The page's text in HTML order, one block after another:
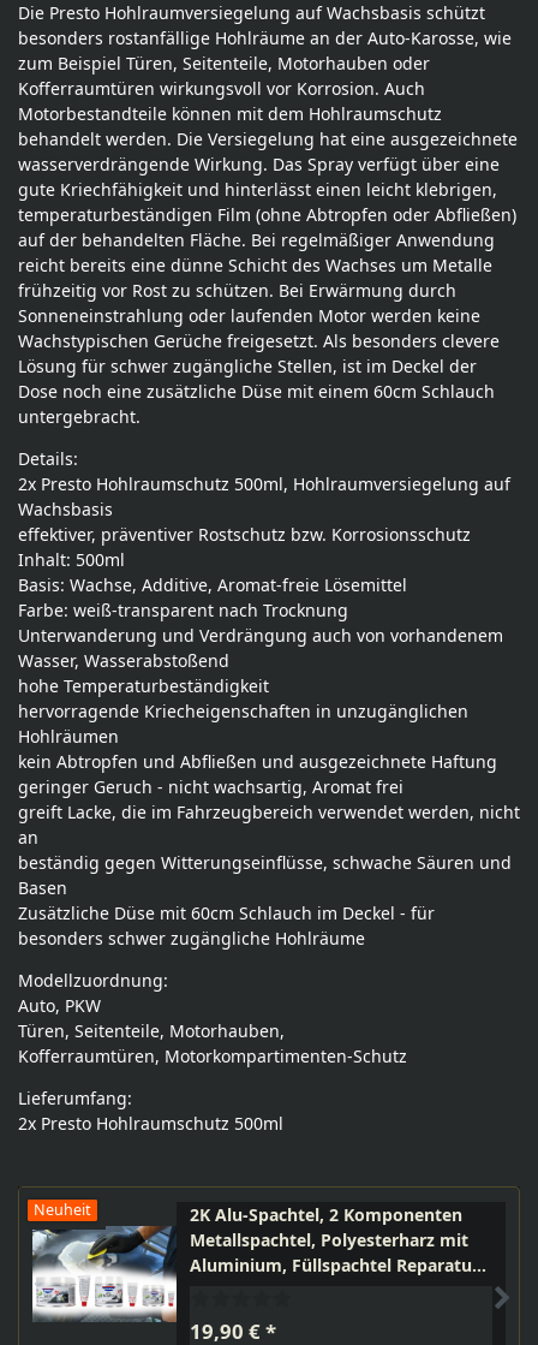
Die Presto Hohlraumversiegelung auf Wachsbasis schützt
besonders rostanfällige Hohlräume an der Auto-Karosse, wie
zum Beispiel Türen, Seitenteile, Motorhauben oder
Kofferraumtüren wirkungsvoll vor Korrosion. Auch
Motorbestandteile können mit dem Hohlraumschutz
behandelt werden. Die Versiegelung hat eine ausgezeichnete
wasserverdrängende Wirkung. Das Spray verfügt über eine
gute Kriechfähigkeit und hinterlässt einen leicht klebrigen,
temperaturbeständigen Film (ohne Abtropfen oder Abfließen)
auf der behandelten Fläche. Bei regelmäßiger Anwendung
reicht bereits eine dünne Schicht des Wachses um Metalle
frühzeitig vor Rost zu schützen. Bei Erwärmung durch
Sonneneinstrahlung oder laufenden Motor werden keine
Wachstypischen Gerüche freigesetzt. Als besonders clevere
Lösung für schwer zugängliche Stellen, ist im Deckel der
Dose noch eine zusätzliche Düse mit einem 60cm Schlauch
untergebracht.
Details:
2x Presto Hohlraumschutz 500ml, Hohlraumversiegelung auf
Wachsbasis
effektiver, präventiver Rostschutz bzw. Korrosionsschutz
Inhalt: 500ml
Basis: Wachse, Additive, Aromat-freie Lösemittel
Farbe: weiß-transparent nach Trocknung
Unterwanderung und Verdrängung auch von vorhandenem
Wasser, Wasserabstoßend
hohe Temperaturbeständigkeit
hervorragende Kriecheigenschaften in unzugänglichen
Hohlräumen
kein Abtropfen und Abfließen und ausgezeichnete Haftung
geringer Geruch - nicht wachsartig, Aromat frei
greift Lacke, die im Fahrzeugbereich verwendet werden, nicht
an
beständig gegen Witterungseinflüsse, schwache Säuren und
Basen
Zusätzliche Düse mit 60cm Schlauch im Deckel - für
besonders schwer zugängliche Hohlräume
Modellzuordnung:
Auto, PKW
Türen, Seitenteile, Motorhauben,
Kofferraumtüren, Motorkompartimenten-Schutz
Lieferumfang:
2x Presto Hohlraumschutz 500ml
Neuheit
2K Alu-Spachtel, 2 Komponenten
Metallspachtel, Polyesterharz mit
Aluminium, Füllspachtel Reparatur
19,90 € *